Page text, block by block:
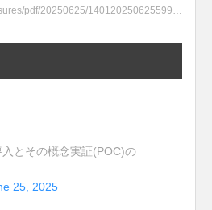
pdf/20250625/140120250625599…
とその概念実証(POC)の
25, 2025